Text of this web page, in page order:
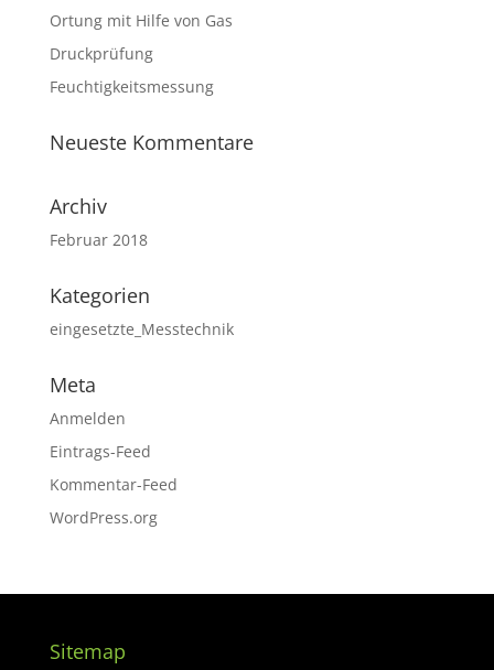
Ortung mit Hilfe von Gas
Druckprüfung
Feuchtigkeitsmessung
Neueste Kommentare
Archiv
Februar 2018
Kategorien
eingesetzte_Messtechnik
Meta
Anmelden
Eintrags-Feed
Kommentar-Feed
WordPress.org
Sitemap